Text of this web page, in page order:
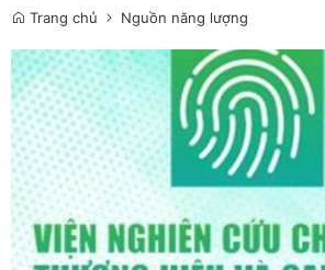
Trang chủ Nguồn năng lượng